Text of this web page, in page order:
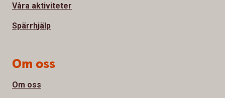
Våra aktiviteter
Spärrhjälp
Om oss
Om oss